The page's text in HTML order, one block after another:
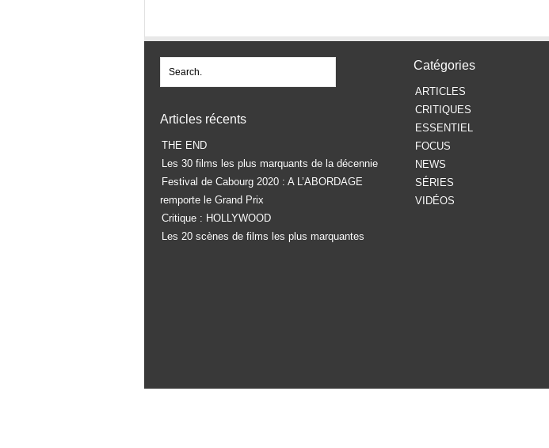
Articles récents
THE END
Les 30 films les plus marquants de la décennie
Festival de Cabourg 2020 : A L’ABORDAGE
remporte le Grand Prix
Critique : HOLLYWOOD
Les 20 scènes de films les plus marquantes
Catégories
ARTICLES
CRITIQUES
ESSENTIEL
FOCUS
NEWS
SÉRIES
VIDÉOS